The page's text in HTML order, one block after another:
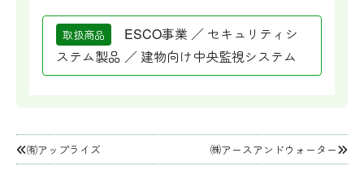
取扱商品
ESCO事業 ／ セキュリティシ
ステム製品 ／ 建物向け中央監視システム
投
稿
㈲アップライズ ㈱アースアンドウォーター